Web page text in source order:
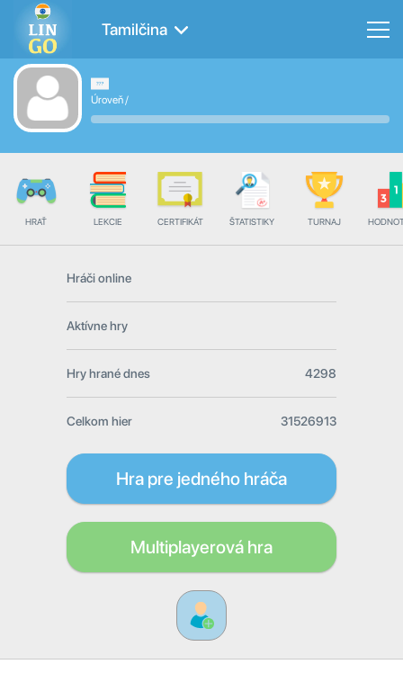
Tamilčina
Úroveň/
HRAŤ LEKCIE CERTIFIKÁT ŠTATISTIKY TURNAJ
Hráči online
Aktívne hry
Hry hrané dnes 4298
Celkom hier 31526913
Hra pre jedného hráča
Multiplayerová hra